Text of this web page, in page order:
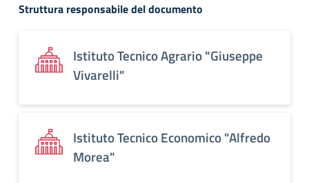
Struttura responsabile del documento
Istituto Tecnico Agrario "Giuseppe
Vivarelli"
Istituto Tecnico Economico "Alfredo
Morea"